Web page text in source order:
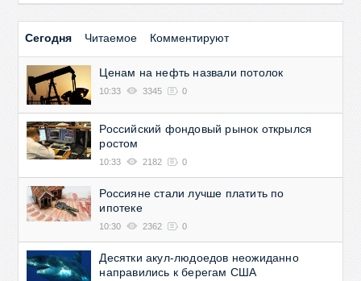
Сегодня Читаемое Комментируют
Ценам на нефть назвали потолок
10:33 3345 0
Российский фондовый рынок открылся
ростом
10:33 2182 0
Россияне стали лучше платить по
ипотеке
10:30 2362 0
Десятки акул-людоедов неожиданно
направились к берегам США